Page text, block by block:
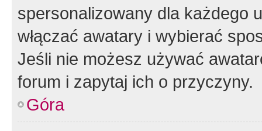
spersonalizowany dla każdego
włączać awatary i wybierać
Jeśli nie możesz używać
forum i zapytaj ich o przyczyny.
Góra